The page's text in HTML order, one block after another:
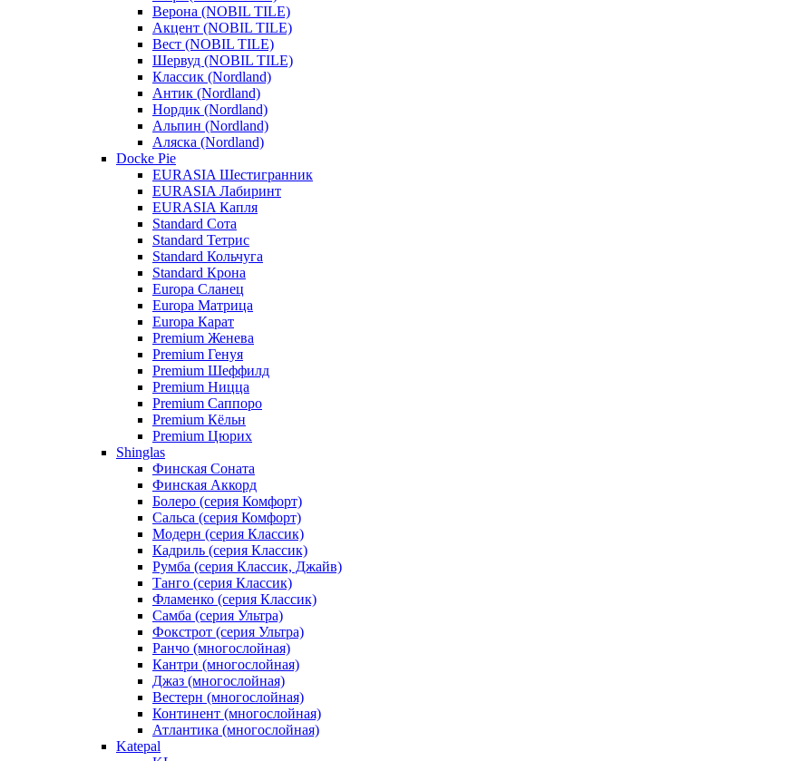
Верона (NOBIL TILE)
Акцент (NOBIL TILE)
Вест (NOBIL TILE)
Шервуд (NOBIL TILE)
Классик (Nordland)
Антик (Nordland)
Нордик (Nordland)
Альпин (Nordland)
Аляска (Nordland)
Docke Pie
EURASIA Шестигранник
EURASIA Лабиринт
EURASIA Капля
Standard Сота
Standard Тетрис
Standard Кольчуга
Standard Крона
Europa Сланец
Europa Матрица
Europa Карат
Premium Женева
Premium Генуя
Premium Шеффилд
Premium Ницца
Premium Саппоро
Premium Кёльн
Premium Цюрих
Shinglas
Финская Соната
Финская Аккорд
Болеро (серия Комфорт)
Сальса (серия Комфорт)
Модерн (серия Классик)
Кадриль (серия Классик)
Румба (серия Классик, Джайв)
Танго (серия Классик)
Фламенко (серия Классик)
Самба (серия Ультра)
Фокстрот (серия Ультра)
Ранчо (многослойная)
Кантри (многослойная)
Джаз (многослойная)
Вестерн (многослойная)
Континент (многослойная)
Атлантика (многослойная)
Katepal